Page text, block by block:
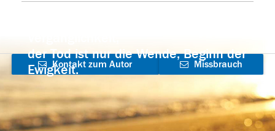
der Tod ist nur die Wende, Beginn der
Ewigkeit.
Kontakt zum Autor
aufnehmen
Missbrauch